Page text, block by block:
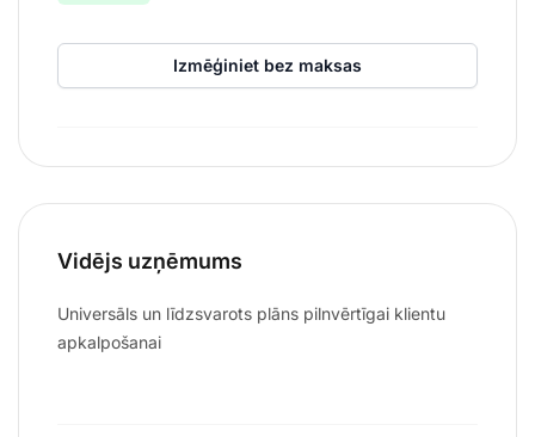
Izmēģiniet bez maksas
Vidējs uzņēmums
Universāls un līdzsvarots plāns pilnvērtīgai klientu
apkalpošanai